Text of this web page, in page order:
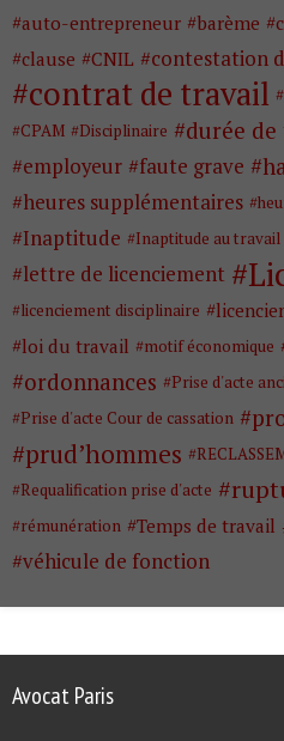
auto-entrepreneur
barème
clause
CNIL contestation
contrat de travail
CPAM Disciplinaire durée
employeur faute grave
heures supplémentaires
Inaptitude Inaptitude au travail
lettre de licenciement
licenciement disciplinaire
loi du travail motif économique
ordonnances
Prise d'acte
Prise d'acte Cour de cassation
prud’hommes
Requalification prise d'acte
rémunération Temps de travail
véhicule de fonction
Avocat Paris